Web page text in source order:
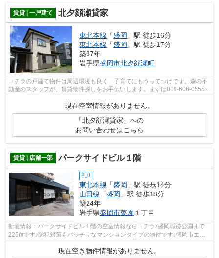
賃貸 | 一戸建て 北夕顔瀬貸家
東北本線 「盛岡 」駅 徒歩16分
東北本線 「盛岡 」駅 徒歩17分
築37年
岩手県盛岡市北夕顔瀬町
コチラの戸建て物件は周辺環境も良く、子育てにもうってつけです。森の不
動産のスタッフが、賃貸物件探しをお手伝いします。まずは019-606-0555か
mori-no@f8.dion.ne.jpまでご連絡くだ...
現在空室情報がありません。
「北夕顔瀬貸家」への
お問い合わせはこちら
賃貸 | 店舗一部 パークサイドビル１階
礼0
東北本線 「盛岡 」駅 徒歩14分
山田線 「盛岡 」駅 徒歩18分
築24年
岩手県盛岡市菜園 １丁目
新着情報：パークサイドビル１階の空室情報ならコチラ♪盛岡城跡公園まで
225mです♪防犯対策もバッチリなマンションタイプの物件です♪盛岡市エリ
現在空き物件情報がありません。